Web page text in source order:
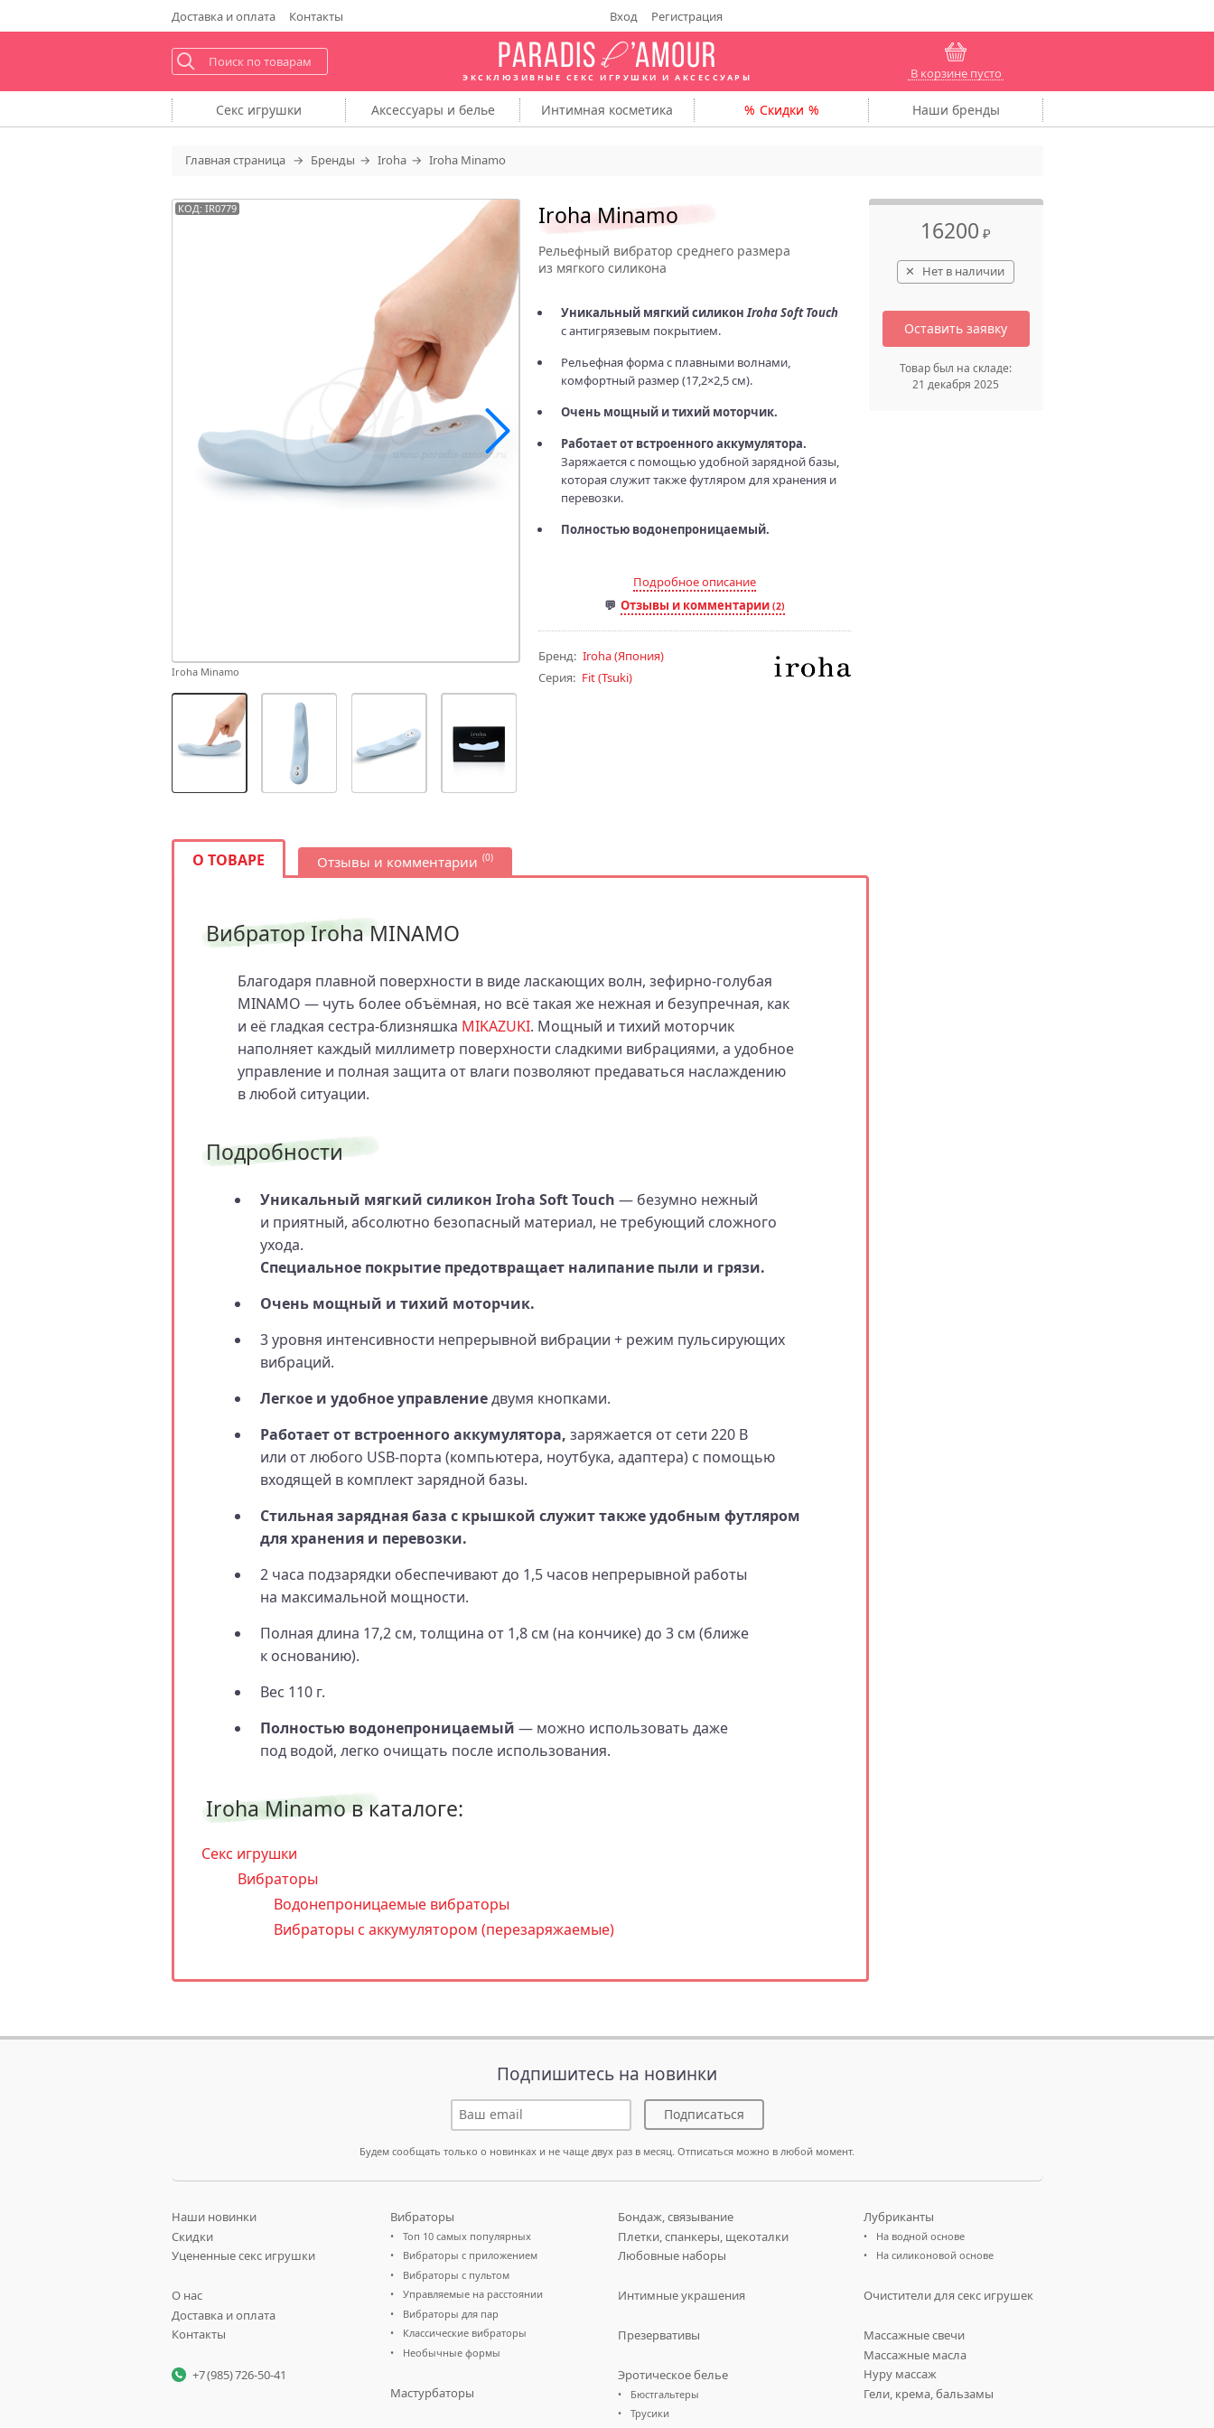
Доставкаи оплата Контакты Вход Регистрация
ЭКСКЛЮЗИВНЫЕ СЕКС ИГРУШКИ И АКСЕССУАРЫ В корзине пусто
Секс игрушки Аксессуары и белье Интимная косметика Скидки Наши бренды
Главная страница Бренды Iroha Iroha Minamo
Iroha Minamo
Рельефный вибратор среднего размера
из мягкого силикона
Уникальный мягкий силиконIroha Soft Touch
с антигрязевым покрытием.
Рельефная форма c плавными волнами,
комфортный размер (17,2×2,5 см).
Очень мощный и тихий моторчик.
Работает от встроенного аккумулятора.
Заряжается с помощью удобной зарядной базы,
которая служит также футляром для хранения и
перевозки.
Полностью водонепроницаемый.
Подробное описание
Отзывы и комментарии (2)
Бренд: Iroha(Япония)
Серия: Fit (Tsuki)
16200 ₽
Нет в наличии
Оставить заявку
Товар был на складе:
21 декабря 2025
Iroha Minamo
КОД: IR0779
О ТОВАРЕ Отзывы и комментарии (0)
Вибратор Iroha MINAMO
Благодаря плавной поверхности в виде ласкающих волн, зефирно‑голубая
MINAMO — чуть более объёмная, но всё такая же нежная и безупречная, как
и её гладкая сестра‑близняшка MIKAZUKI. Мощный и тихий моторчик
наполняет каждый миллиметр поверхности сладкими вибрациями, а удобное
управление и полная защита от влаги позволяют предаваться наслаждению
в любой ситуации.
Подробности
Уникальный мягкий силикон Iroha Soft Touch — безумно нежный
и приятный, абсолютно безопасный материал, не требующий сложного
ухода.
Специальное покрытие предотвращает налипание пыли и грязи.
Очень мощный и тихий моторчик.
3 уровня интенсивности непрерывной вибрации + режим пульсирующих
вибраций.
Легкое и удобное управлениедвумя кнопками.
Работает от встроенного аккумулятора, заряжается от сети 220 В
или от любого USB‑порта (компьютера, ноутбука, адаптера) с помощью
входящей в комплект зарядной базы.
Стильная зарядная база с крышкой служит также удобным футляром
для хранения и перевозки.
2 часа подзарядки обеспечивают до 1,5 часов непрерывной работы
на максимальной мощности.
Полная длина 17,2 см, толщина от 1,8 см (на кончике) до 3 см (ближе
к основанию).
Вес 110 г.
Полностью водонепроницаемый — можно использовать даже
под водой, легко очищать после использования.
Iroha Minamo в каталоге:
Секс игрушки
Вибраторы
Водонепроницаемые вибраторы
Вибраторы с аккумулятором (перезаряжаемые)
Подпишитесь на новинки
Подписаться
Будем сообщать только о новинках и не чаще двух раз в месяц. Отписаться можно в любой момент.
Наши новинки
Скидки
Уцененные секс игрушки
О нас
Доставка и оплата
Контакты
+7 (985) 726-50-41
Вибраторы
Топ 10 самых популярных
Вибраторы с приложением
Вибраторы с пультом
Управляемые на расстоянии
Вибраторы для пар
Классические вибраторы
Необычные формы
Мастурбаторы
Бондаж, связывание
Плетки, спанкеры, щекоталки
Любовные наборы
Интимные украшения
Презервативы
Эротическое белье
Бюстгальтеры
Трусики
Лубриканты
На водной основе
На силиконовой основе
Очистители для секс игрушек
Массажные свечи
Массажные масла
Нуру массаж
Гели, крема, бальзамы